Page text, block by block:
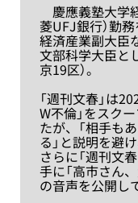
慶應義塾大学
菱UFJ銀行）勤
経済産業副大臣
文部科学大臣と
京19区）。
「週刊文春」は
W不倫」をスク
たが、「相手も
る」と説明を避
さらに「週刊文
手に「高市さん
の音声を公開し